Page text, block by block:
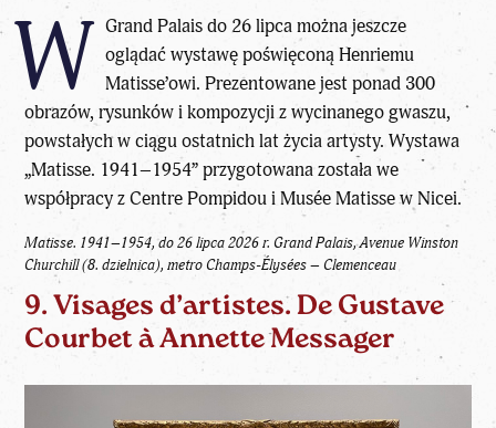
W Grand Palais do 26 lipca można jeszcze
oglądać wystawę poświęconą Henriemu
Matisse’owi. Prezentowane jest ponad 300
obrazów, rysunków i kompozycji z wycinanego gwaszu,
powstałych w ciągu ostatnich lat życia artysty. Wystawa
„Matisse. 1941–1954” przygotowana została we
współpracy z Centre Pompidou i Musée Matisse w Nicei.
Matisse. 1941–1954, do 26 lipca 2026 r. Grand Palais, Avenue Winston
Churchill (8. dzielnica), metro Champs-Élysées – Clemenceau
9. Visages d’artistes. De Gustave
Courbet à Annette Messager